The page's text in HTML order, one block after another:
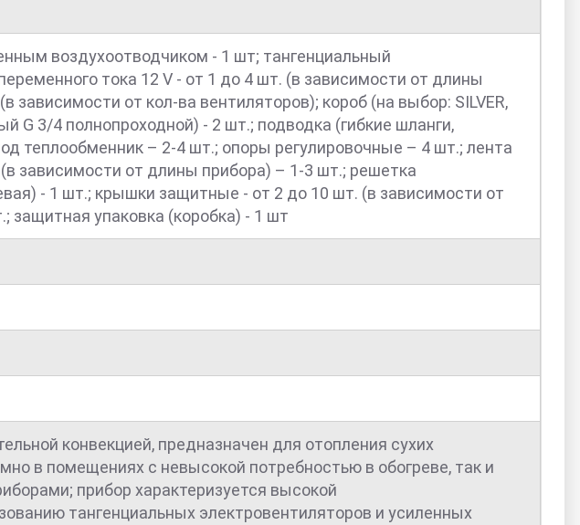
воздухоотводчиком - 1 шт; тангенциальный
тока 12 V - от 1 до 4 шт. (в зависимости от длины
зависимости от кол-ва вентиляторов); короб (на выбор: SILVER,
G 3/4 полнопроходной) - 2 шт.; подводка (гибкие шланги,
теплообменник – 2-4 шт.; опоры регулировочные – 4 шт.; лента
зависимости от длины прибора) – 1-3 шт.; решетка
- 1 шт.; крышки защитные - от 2 до 10 шт. (в зависимости от
защитная упаковка (коробка) - 1 шт
конвекцией, предназначен для отопления сухих
в помещениях с невысокой потребностью в обогреве, так и
прибор характеризуется высокой
тангенциальных электровентиляторов и усиленных